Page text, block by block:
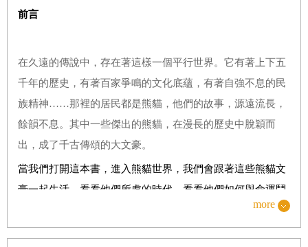
前言
在久遠的傳說中，存在著這樣一個平行世界。它有著上下五
千年的歷史，有著百家爭鳴的文化底蘊，有著自強不息的民
族精神……那裡的居民都是熊貓，他們的故事，源遠流長，
餘韻不息。其中一些傑出的熊貓，在漫長的歷史中脫穎而
出，成了千古傳頌的大文豪。
當我們打開這本書，進入熊貓世界，我們會跟著這些熊貓文
豪一起生活，看看他們所處的時代，看看他們如何與命運鬥
爭，也看看他們是在何種機緣之下，達成了萬人矚目的成
就。
more